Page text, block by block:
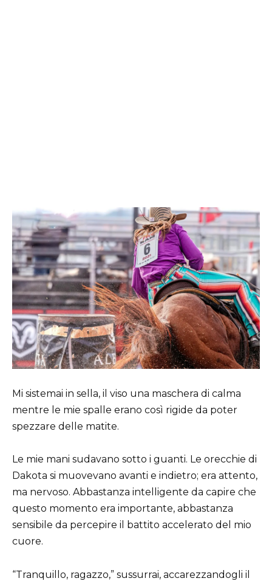
Mi sistemai in sella, il viso una maschera di calma
mentre le mie spalle erano così rigide da poter
spezzare delle matite.
Le mie mani sudavano sotto i guanti. Le orecchie di
Dakota si muovevano avanti e indietro; era attento,
ma nervoso. Abbastanza intelligente da capire che
questo momento era importante, abbastanza
sensibile da percepire il battito accelerato del mio
cuore.
“Tranquillo, ragazzo,” sussurrai, accarezzandogli il